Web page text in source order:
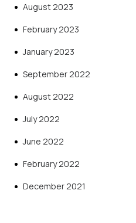
August 2023
February 2023
January 2023
September 2022
August 2022
July 2022
June 2022
February 2022
December 2021